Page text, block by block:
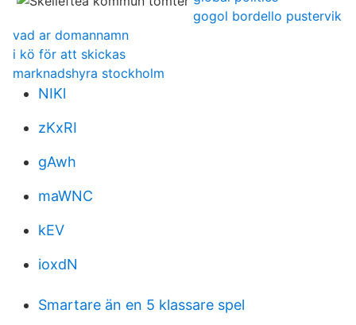
gogol bordello pustervik
vad ar domannamn
i kö för att skickas
marknadshyra stockholm
NIKl
zKxRI
gAwh
maWNC
kEV
ioxdN
Smartare än en 5 klassare spel